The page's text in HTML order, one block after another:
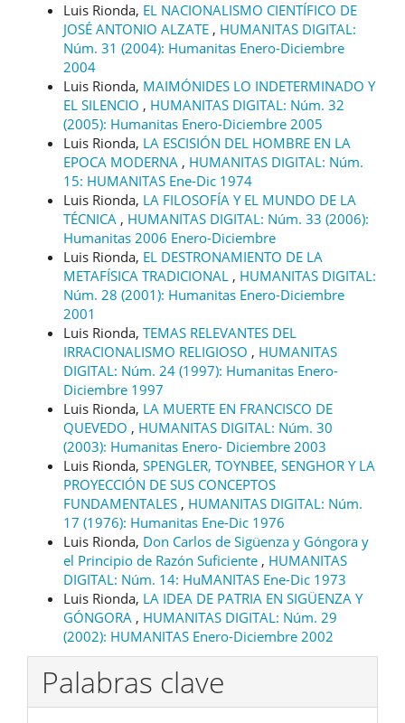
Luis Rionda, EL NACIONALISMO CIENTÍFICO DE
JOSÉ ANTONIO ALZATE , HUMANITAS DIGITAL:
Núm. 31 (2004): Humanitas Enero-Diciembre
2004
Luis Rionda, MAIMÓNIDES LO INDETERMINADO Y
EL SILENCIO , HUMANITAS DIGITAL: Núm. 32
(2005): Humanitas Enero-Diciembre 2005
Luis Rionda, LA ESCISIÓN DEL HOMBRE EN LA
EPOCA MODERNA , HUMANITAS DIGITAL: Núm.
15: HUMANITAS Ene-Dic 1974
Luis Rionda, LA FILOSOFÍA Y EL MUNDO DE LA
TÉCNICA , HUMANITAS DIGITAL: Núm. 33 (2006):
Humanitas 2006 Enero-Diciembre
Luis Rionda, EL DESTRONAMIENTO DE LA
METAFÍSICA TRADICIONAL , HUMANITAS DIGITAL:
Núm. 28 (2001): Humanitas Enero-Diciembre
2001
Luis Rionda, TEMAS RELEVANTES DEL
IRRACIONALISMO RELIGIOSO , HUMANITAS
DIGITAL: Núm. 24 (1997): Humanitas Enero-
Diciembre 1997
Luis Rionda, LA MUERTE EN FRANCISCO DE
QUEVEDO , HUMANITAS DIGITAL: Núm. 30
(2003): Humanitas Enero- Diciembre 2003
Luis Rionda, SPENGLER, TOYNBEE, SENGHOR Y LA
PROYECCIÓN DE SUS CONCEPTOS
FUNDAMENTALES , HUMANITAS DIGITAL: Núm.
17 (1976): Humanitas Ene-Dic 1976
Luis Rionda, Don Carlos de Sigüenza y Góngora y
el Principio de Razón Suficiente , HUMANITAS
DIGITAL: Núm. 14: HuMANITAS Ene-Dic 1973
Luis Rionda, LA IDEA DE PATRIA EN SIGÜENZA Y
GÓNGORA , HUMANITAS DIGITAL: Núm. 29
(2002): HUMANITAS Enero-Diciembre 2002
Palabras clave